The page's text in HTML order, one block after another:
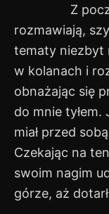
Z początku
rozmawiają,
tematy niezbyt
w kolanach i
obnażając się
do mnie
miał przed
Czekając na
swoim nagim
górze, aż